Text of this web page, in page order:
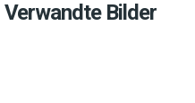
Verwandte Bilder